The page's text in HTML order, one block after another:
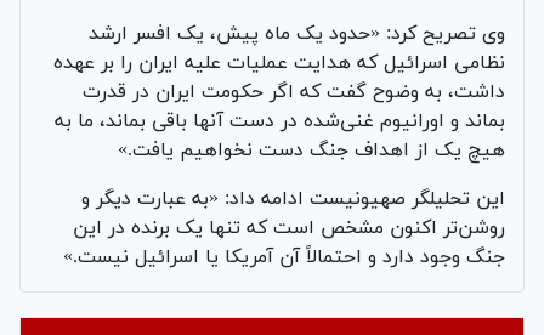
وی تصریح کرد: «حدود یک ماه پیش، یک افسر ارشد
نظامی اسرائیل که هدایت عملیات علیه ایران را بر عهده
داشت، به وضوح گفت که اگر حکومت ایران در قدرت
بماند و اورانیوم غنی‌شده در دست آنها باقی بماند، ما به
هیچ یک از اهداف جنگ دست نخواهیم یافت.»
این تحلیلگر صهیونیست ادامه داد: «به عبارت دیگر و
روشن‌تر اکنون مشخص است که تنها یک برنده در این
جنگ وجود دارد و احتمالاً آن آمریکا یا اسرائیل نیست.»